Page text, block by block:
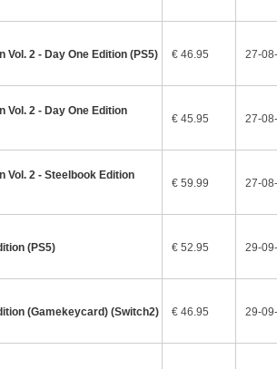
Vol. 2 - Day One Edition (PS5) € 46.95 27-
Vol. 2 - Day One Edition
€ 45.95 27-
Vol. 2 - Steelbook Edition
€ 59.99 27-
(PS5) € 52.95 29-
(Gamekeycard) (Switch2) € 46.95 29-